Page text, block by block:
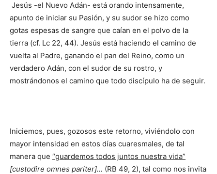
Jesús -el Nuevo Adán- está orando intensamente,
apunto de iniciar su Pasión, y su sudor se hizo como
gotas espesas de sangre que caían en el polvo de la
tierra (cf. Lc 22, 44). Jesús está haciendo el camino de
vuelta al Padre, ganando el pan del Reino, como un
verdadero Adán, con el sudor de su rostro, y
mostrándonos el camino que todo discípulo ha de seguir.
Iniciemos, pues, gozosos este retorno, viviéndolo con
mayor intensidad en estos días cuaresmales, de tal
manera que “guardemos todos juntos nuestra vida”
[custodire omnes pariter]… (RB 49, 2), tal como nos invita